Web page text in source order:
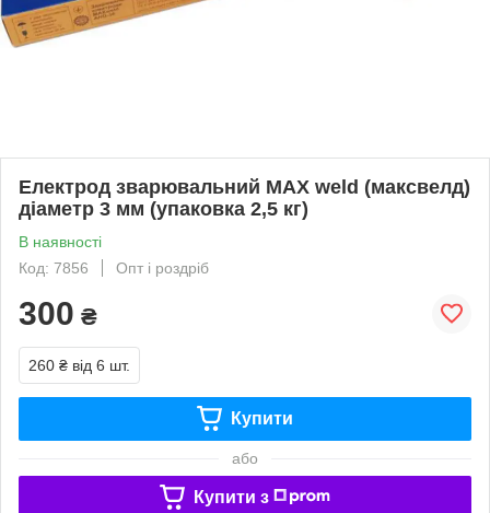
Електрод зварювальний MAX weld (максвелд)
діаметр 3 мм (упаковка 2,5 кг)
В наявності
Код: 7856
Опт і роздріб
300 ₴
260 ₴ від 6 шт.
Купити
або
Купити з